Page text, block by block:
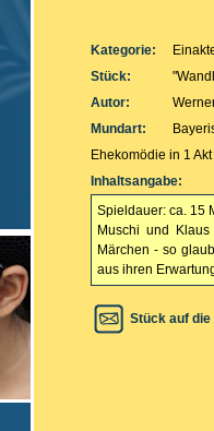
Kategorie:
Stück:
Autor:
Mundart:
Ehekomödie in 1
Inhaltsangabe:
Spieldauer: ca. 15
Muschi und
Märchen - so
aus ihren
Stück auf